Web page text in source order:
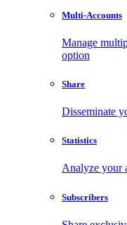
Multi-Accounts
Manage
option
Share
Disseminate
Statistics
Analyze your
Subscribers